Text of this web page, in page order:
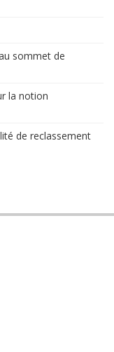
sommet de
la notion
de reclassement